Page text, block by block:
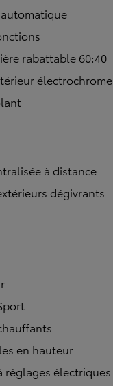
rabattable 60:40
électrochrome
à distance
dégivrants
en hauteur
réglages électriques